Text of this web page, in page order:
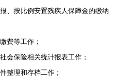
、按比例安置残疾人保障金的缴纳
费等工作；
会保险相关统计报表工作；
整理和存档工作；